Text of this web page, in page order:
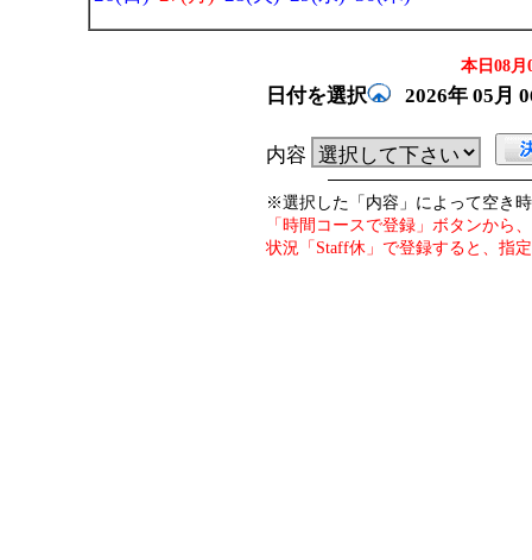
本日08月
日付を選択 2026年 05月
内容
※選択した「内容」によって空き
「時間コースで登録」ボタンから
状況「Staff休」で登録すると、指